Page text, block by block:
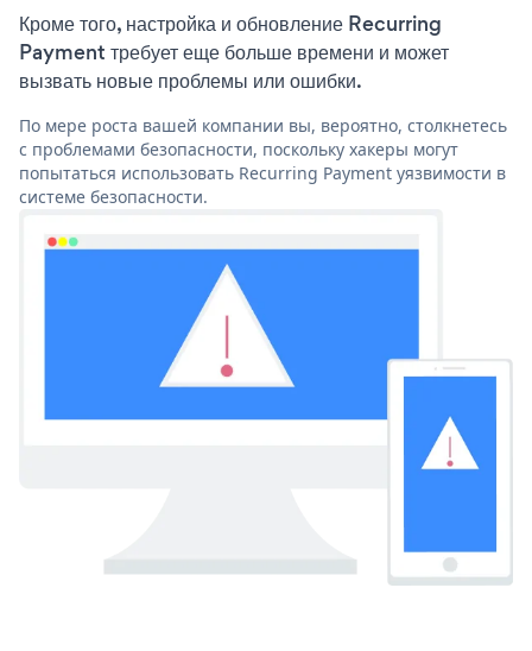
Кроме того, настройка и обновление Recurring
Payment требует еще больше времени и может
вызвать новые проблемы или ошибки.
По мере роста вашей компании вы, вероятно, столкнетесь
с проблемами безопасности, поскольку хакеры могут
попытаться использовать Recurring Payment уязвимости в
системе безопасности.